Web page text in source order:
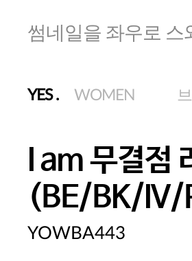
썸네일을 좌우로 스
YES. WOMEN
I am 무결점
(BE/BK/IV/
YOWBA443